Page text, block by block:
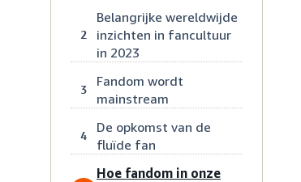
2
Belangrijke wereldwijde
inzichten in fancultuur
in 2023
3
Fandom wordt
mainstream
4
De opkomst van de
fluïde fan
Hoe fandom in onze